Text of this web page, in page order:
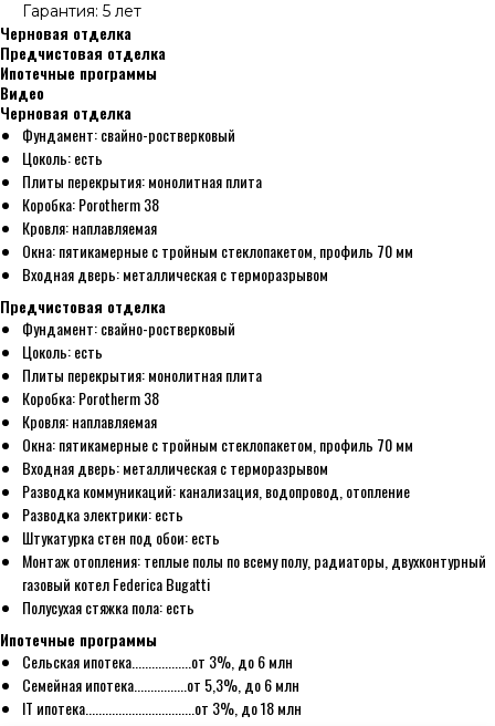
Гарантия: 5 лет
Черновая отделка
Предчистовая отделка
Ипотечные программы
Видео
Черновая отделка
Фундамент: свайно-ростверковый
Цоколь: есть
Плиты перекрытия: монолитная плита
Коробка: Роrоthеrm 38
Кровля: наплавляемая
Окна: пятикамерные с тройным стеклопакетом, профиль 70 мм
Входная дверь: металлическая с терморазрывом
Предчистовая отделка
Фундамент: свайно-ростверковый
Цоколь: есть
Плиты перекрытия: монолитная плита
Коробка: Роrоthеrm 38
Кровля: наплавляемая
Окна: пятикамерные с тройным стеклопакетом, профиль 70 мм
Входная дверь: металлическая с терморазрывом
Разводка коммуникаций: канализация, водопровод, отопление
Разводка электрики: есть
Штукатурка стен под обои: есть
Монтаж отопления: теплые полы по всему полу, радиаторы, двухконтурный
газовый котел Fеdеriса Вugаtti
Полусухая стяжка пола: есть
Ипотечные программы
Сельская ипотека..................от 3%, до 6 млн
Семейная ипотека................от 5,3%, до 6 млн
IT ипотека.................................от 3%, до 18 млн